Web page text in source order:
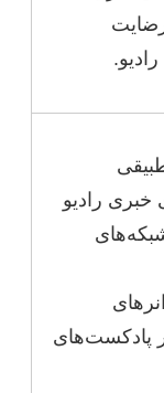
رادیو
پادکست‌های